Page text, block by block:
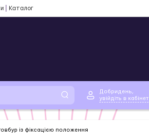
Каталог
Добридень,
увійдіть в кабінет
із фіксацією положення